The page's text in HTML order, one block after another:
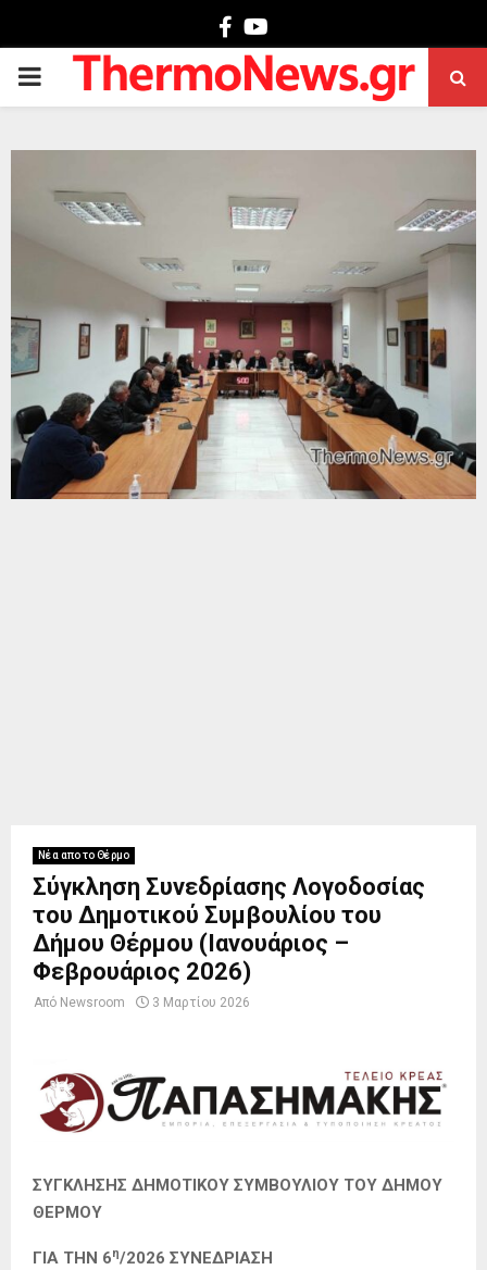
Facebook
PRIMARY
Νέα απο το Θέρμο
Σύγκληση Συνεδρίασης Λογοδοσίας
του Δημοτικού Συμβουλίου του
Δήμου Θέρμου (Ιανουάριος –
Φεβρουάριος 2026)
Από Newsroom 3 Μαρτίου 2026
ΣΥΓΚΛΗΣΗΣ ΔΗΜΟΤΙΚΟΥ ΣΥΜΒΟΥΛΙΟΥ ΤΟΥ ΔΗΜΟΥ
ΘΕΡΜΟΥ
ΓΙΑ ΤΗΝ 6η/2026 ΣΥΝΕΔΡΙΑΣΗ